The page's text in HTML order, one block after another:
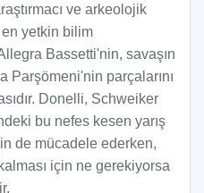
ve arkeolojik
yetkin bilim
Bassetti'nin, savaşın
Parşömeni'nin parçalarını
Donelli, Schweiker
bu nefes kesen yarış
de mücadele ederken,
için ne gerekiyorsa